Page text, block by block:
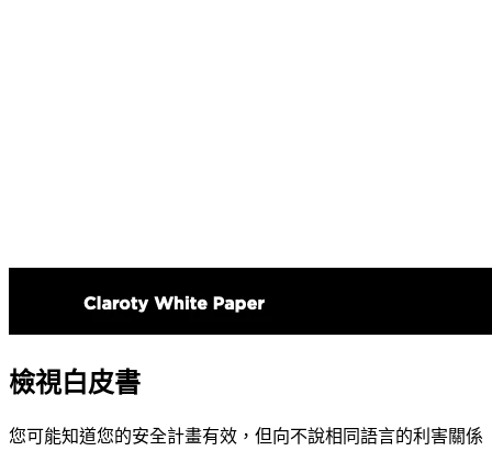
檢視白皮書
您可能知道您的安全計畫有效，但向不說相同語言的利害關係